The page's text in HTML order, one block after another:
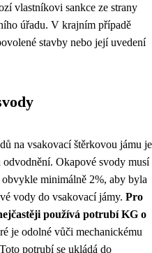
vlastníkovi sankce ze strany
úřadu. V krajním případě
stavby nebo její uvedení
na vsakovací štěrkovou jámu je
Okapové svody musí
minimálně 2%, aby byla
vody do vsakovací jámy. Pro
používá potrubí KG o
je odolné vůči mechanickému
potrubí se ukládá do